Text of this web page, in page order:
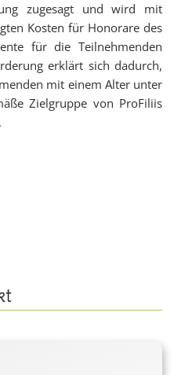
zugesagt und wird mit
Kosten für Honorare des
für die Teilnehmenden
erklärt sich dadurch,
mit einem Alter unter
Zielgruppe von ProFiliis